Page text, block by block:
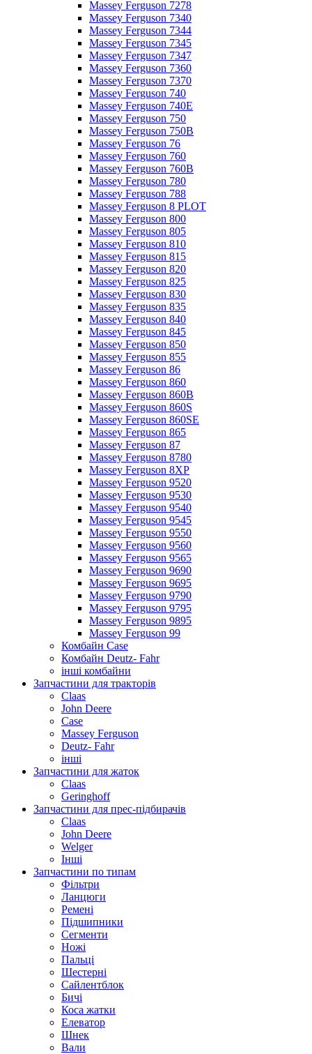
Massey Ferguson 7278
Massey Ferguson 7340
Massey Ferguson 7344
Massey Ferguson 7345
Massey Ferguson 7347
Massey Ferguson 7360
Massey Ferguson 7370
Massey Ferguson 740
Massey Ferguson 740E
Massey Ferguson 750
Massey Ferguson 750B
Massey Ferguson 76
Massey Ferguson 760
Massey Ferguson 760B
Massey Ferguson 780
Massey Ferguson 788
Massey Ferguson 8 PLOT
Massey Ferguson 800
Massey Ferguson 805
Massey Ferguson 810
Massey Ferguson 815
Massey Ferguson 820
Massey Ferguson 825
Massey Ferguson 830
Massey Ferguson 835
Massey Ferguson 840
Massey Ferguson 845
Massey Ferguson 850
Massey Ferguson 855
Massey Ferguson 86
Massey Ferguson 860
Massey Ferguson 860B
Massey Ferguson 860S
Massey Ferguson 860SE
Massey Ferguson 865
Massey Ferguson 87
Massey Ferguson 8780
Massey Ferguson 8XP
Massey Ferguson 9520
Massey Ferguson 9530
Massey Ferguson 9540
Massey Ferguson 9545
Massey Ferguson 9550
Massey Ferguson 9560
Massey Ferguson 9565
Massey Ferguson 9690
Massey Ferguson 9695
Massey Ferguson 9790
Massey Ferguson 9795
Massey Ferguson 9895
Massey Ferguson 99
Комбайн Case
Комбайн Deutz- Fahr
інші комбайни
Запчастини для тракторів
Claas
John Deere
Case
Massey Ferguson
Deutz- Fahr
інші
Запчастини для жаток
Claas
Geringhoff
Запчастини для прес-підбирачів
Claas
John Deere
Welger
Інші
Запчастини по типам
Фільтри
Ланцюги
Ремені
Підшипники
Сегменти
Ножі
Пальці
Шестерні
Сайлентблок
Бичі
Коса жатки
Елеватор
Шнек
Вали